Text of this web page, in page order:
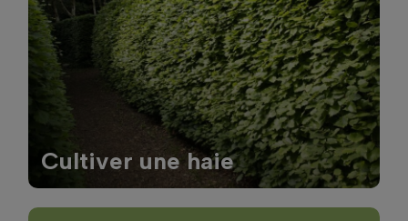
Cultiver une haie